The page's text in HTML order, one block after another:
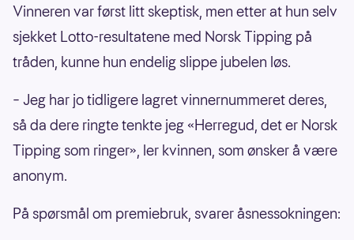
Vinneren var først litt skeptisk, men etter at hun selv
sjekket Lotto-resultatene med Norsk Tipping på
tråden, kunne hun endelig slippe jubelen løs.
– Jeg har jo tidligere lagret vinnernummeret deres,
så da dere ringte tenkte jeg «Herregud, det er Norsk
Tipping som ringer», ler kvinnen, som ønsker å være
anonym.
På spørsmål om premiebruk, svarer åsnessokningen: